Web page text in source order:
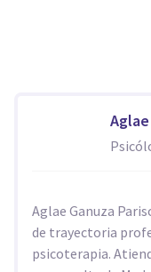
Aglae Ganuza
de trayectoria
psicoterapia.